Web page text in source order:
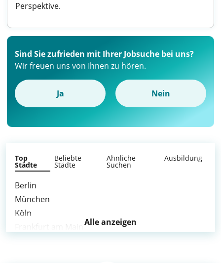
Perspektive.
Sind Sie zufrieden mit Ihrer Jobsuche bei uns?
Wir freuen uns von Ihnen zu hören.
Ja Nein
Top
Städte
Beliebte
Städte
Ähnliche
Suchen
Ausbildung
Berlin
München
Köln
Alle anzeigen